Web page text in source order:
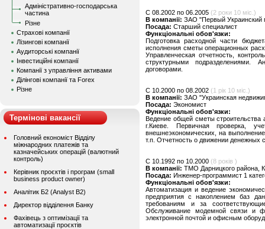
Адміністративно-господарська
частина
Різне
Страхові компанії
Лізингові компанії
Аудиторські компанії
Інвестиційні компанії
Компанії з управління активами
Ділінгові компанії та Forex
Різне
Термінові вакансії
Головний економіст Відділу
міжнародних платежів та
казначейських операцій (валютний
контроль)
Керівник проєктів і програм (small
business product owner)
Аналітик Б2 (Analyst B2)
Директор відділення Банку
Фахівець з оптимізації та
автоматизації проєктів
C 08.2002 по 06.2005 (2 роки 10 міс.)
В компанії: ЗАО "Первый Украинский
Посада: Старший специалист
Функціональні обов'язки:
Подготовка расходной части
исполнения сметы операционных
Управленческая отчетность,
структурными подразделениями.
договорами.
C 10.2000 по 08.2002 (1 рік 10 міс.)
В компанії: ЗАО "Украинская
Посада: Экономист
Функціональні обов'язки:
Ведение общей сметы строительства
г.Киеве. Первичная проверка,
внешнеэкономических, на
т.п. Отчетность о движении денежных
C 10.1992 по 10.2000 (8 років )
В компанії: ТМО Дарницкого района,
Посада: Инженер-программист 1
Функціональні обов'язки:
Автоматизация и ведение
предприятия с накоплением баз
требованиям и за
Обслуживание модемной связи и
электронной почтой и офисным